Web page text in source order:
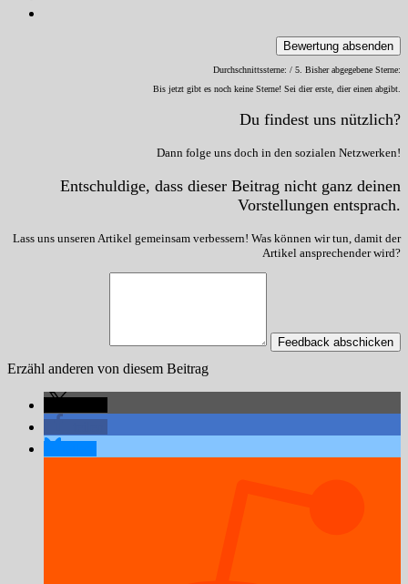
Bewertung absenden
Durchschnittssterne: / 5. Bisher abgegebene Sterne:
Bis jetzt gibt es noch keine Sterne! Sei dier erste, dier einen abgibt.
Du findest uns nützlich?
Dann folge uns doch in den sozialen Netzwerken!
Entschuldige, dass dieser Beitrag nicht ganz deinen
Vorstellungen entsprach.
Lass uns unseren Artikel gemeinsam verbessern! Was können wir tun, damit der
Artikel ansprechender wird?
Feedback abschicken
Erzähl anderen von diesem Beitrag